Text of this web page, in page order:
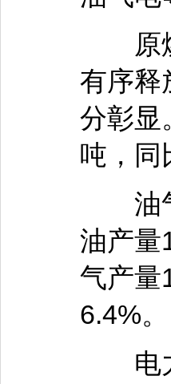
原煤
有序释
分彰显
吨，同
油气
油产量
气产量
6.4%。
电力